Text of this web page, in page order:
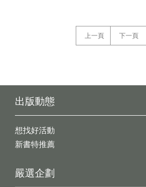
上一頁 下一頁
出版動態
想找好活動
新書特推薦
嚴選企劃